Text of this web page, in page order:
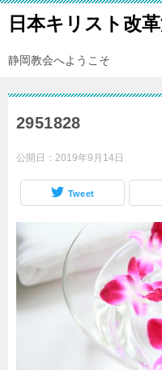
日本キリスト改
静岡教会へようこそ
2951828
公開日： 2019年9月14日
Tweet